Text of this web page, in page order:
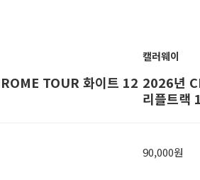
TOUR 화이트 12
캘러웨이
2026년
리플트랙
90,000원